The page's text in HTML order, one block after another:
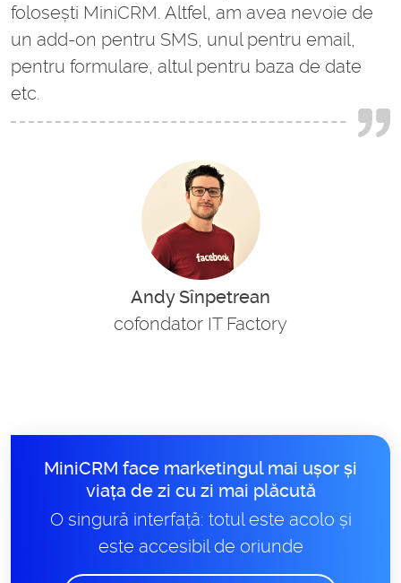
folosești MiniCRM. Altfel, am avea nevoie de
un add-on pentru SMS, unul pentru email,
pentru formulare, altul pentru baza de date
etc.
Andy Sînpetrean
cofondator IT Factory
MiniCRM face marketingul mai ușor și
viața de zi cu zi mai plăcută
O singură interfață: totul este acolo și
este accesibil de oriunde